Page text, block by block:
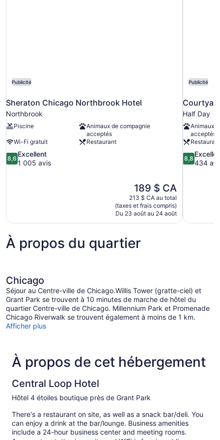
Publicité
Sheraton Chicago Northbrook Hotel
Northbrook
Piscine
Animaux de compagnie
acceptés
Wi-Fi gratuit
Restaurant
8.6
sur
8,6
Excellent
1 005 avis
Le
prix
est
de
189 $ CA
189 $ CA
213 $ CA au total
(taxes et frais compris)
Du 23 août au 24 août
Publicité
Half Day
Animaux
acceptés
Restaurant
8.8
sur
8,8
434
À propos du quartier
Chicago
Séjour au Centre-ville de Chicago.Willis Tower (gratte-ciel) et
Grant Park se trouvent à 10 minutes de marche de hôtel du
quartier Centre-ville de Chicago. Millennium Park et Promenade
Chicago Riverwalk se trouvent également à moins de 1 km.
Afficher plus
À propos de cet hébergement
Central Loop Hotel
Hôtel 4 étoiles boutique près de Grant Park
There's a restaurant on site, as well as a snack bar/deli. You
can enjoy a drink at the bar/lounge. Business amenities
include a 24-hour business center and meeting rooms.